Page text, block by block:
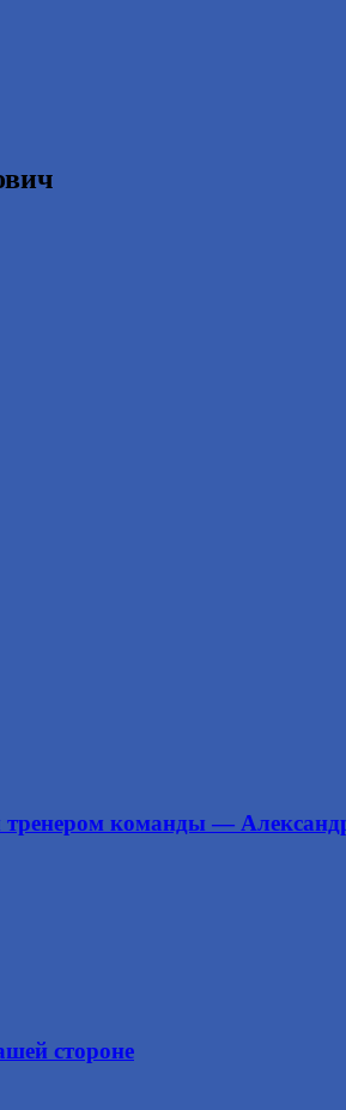
тренером команды —
стороне